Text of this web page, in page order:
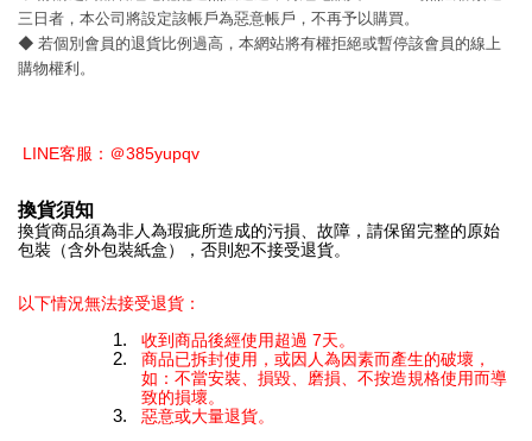
三日者，本公司將設定該帳戶為惡意帳戶，不再予以購買。
◆ 若個別會員的退貨比例過高，本網站將有權拒絕或暫停該會員的線上
購物權利。
LINE客服：＠385yupqv
換貨須知
換貨商品須為非人為瑕疵所造成的污損、故障，請保留完整的原始
包裝（含外包裝紙盒），否則恕不接受退貨。
以下情況無法接受退貨：
收到商品後經使用超過 7天。
商品已拆封使用，或因人為因素而產生的破壞，
如：不當安裝、損毀、磨損、不按造規格使用而導
致的損壞。
惡意或大量退貨。